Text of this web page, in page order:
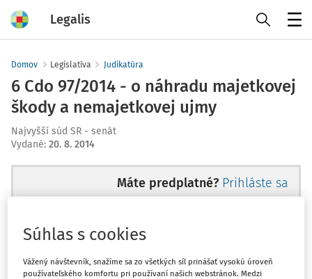
Legalis
Domov Legislatíva Judikatúra
6 Cdo 97/2014 - o náhradu majetkovej
škody a nemajetkovej ujmy
Najvyšší súd SR - senát
Vydané: 20. 8. 2014
Máte predplatné? Prihláste sa
Ups, zatiaľ ste si prečítali len
Súhlas s cookies
Vážený návštevník, snažíme sa zo všetkých síl prinášať vysokú úroveň
používateľského komfortu pri používaní našich webstránok. Medzi